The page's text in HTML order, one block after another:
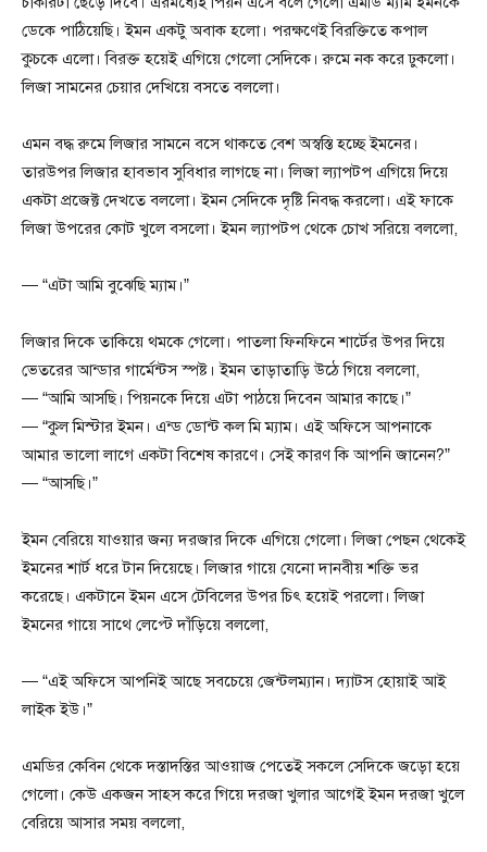
ডেকে পাঠিয়েছি। ইমন একটু অবাক হলো। পরক্ষণেই বিরক্তিতে কপাল
কুচকে এলো। বিরক্ত হয়েই এগিয়ে গেলো সেদিকে। রুমে নক করে ঢুকলো।
লিজা সামনের চেয়ার দেখিয়ে বসতে বললো।
এমন বদ্ধ রুমে লিজার সামনে বসে থাকতে বেশ অস্বস্তি হচ্ছে ইমনের।
তারউপর লিজার হাবভাব সুবিধার লাগছে না। লিজা ল্যাপটপ এগিয়ে দিয়ে
একটা প্রজেক্ট দেখতে বললো। ইমন সেদিকে দৃষ্টি নিবদ্ধ করলো। এই ফাকে
লিজা উপরের কোট খুলে বসলো। ইমন ল্যাপটপ থেকে চোখ সরিয়ে বললো,
— “এটা আমি বুঝেছি ম্যাম।”
লিজার দিকে তাকিয়ে থমকে গেলো। পাতলা ফিনফিনে শার্টের উপর দিয়ে
ভেতরের আন্ডার গার্মেন্টস স্পষ্ট। ইমন তাড়াতাড়ি উঠে গিয়ে বললো,
— “আমি আসছি। পিয়নকে দিয়ে এটা পাঠয়ে দিবেন আমার কাছে।”
— “কুল মিস্টার ইমন। এন্ড ডোন্ট কল মি ম্যাম। এই অফিসে আপনাকে
আমার ভালো লাগে একটা বিশেষ কারণে। সেই কারণ কি আপনি জানেন?”
— “আসছি।”
ইমন বেরিয়ে যাওয়ার জন্য দরজার দিকে এগিয়ে গেলো। লিজা পেছন থেকেই
ইমনের শার্ট ধরে টান দিয়েছে। লিজার গায়ে যেনো দানবীয় শক্তি ভর
করেছে। একটানে ইমন এসে টেবিলের উপর চিৎ হয়েই পরলো। লিজা
ইমনের গায়ে সাথে লেপ্টে দাঁড়িয়ে বললো,
— “এই অফিসে আপনিই আছে সবচেয়ে জেন্টলম্যান। দ্যাটস হোয়াই আই
লাইক ইউ।”
এমডির কেবিন থেকে দস্তাদস্তির আওয়াজ পেতেই সকলে সেদিকে জড়ো হয়ে
গেলো। কেউ একজন সাহস করে গিয়ে দরজা খুলার আগেই ইমন দরজা খুলে
বেরিয়ে আসার সময় বললো,